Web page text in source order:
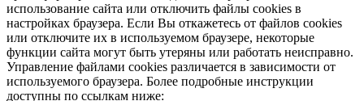
использование сайта или отключить файлы cookies в
настройках браузера. Если Вы откажетесь от файлов cookies
или отключите их в используемом браузере, некоторые
функции сайта могут быть утеряны или работать неисправно.
Управление файлами cookies различается в зависимости от
используемого браузера. Более подробные инструкции
доступны по ссылкам ниже: